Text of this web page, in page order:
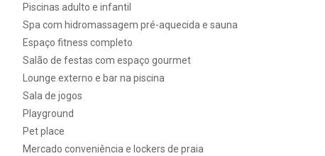
Piscinas adulto e infantil
Spa com hidromassagem pré-aquecida e sauna
Espaço fitness completo
Salão de festas com espaço gourmet
Lounge externo e bar na piscina
Sala de jogos
Playground
Pet place
Mercado conveniência e lockers de praia